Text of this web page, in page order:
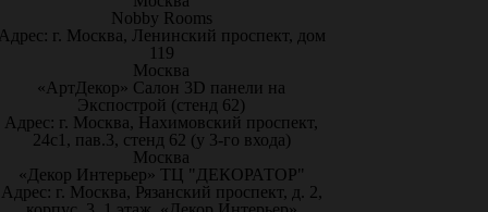
Nobby Rooms
г. Москва, Ленинский проспект, дом
119
Москва
«АртДекор» Салон 3D панели на
Экспострой (стенд 62)
Адрес: г. Москва, Нахимовский проспект,
24с1, пав.3, стенд 62 (у 3-го входа)
Москва
«Декор Интерьер» ТЦ "ДЕКОРАТОР"
Адрес: г. Москва, Рязанский проспект, д. 2,